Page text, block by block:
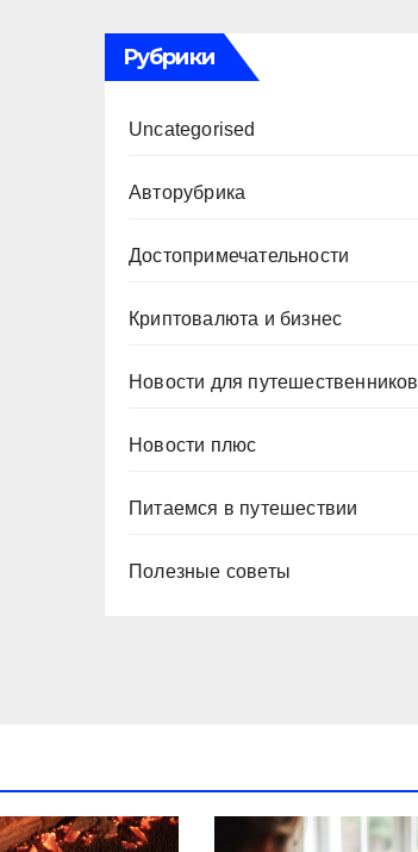
Рубрики
Uncategorised
Авторубрика
Достопримечательности
Криптовалюта и бизнес
Новости для путешественников
Новости плюс
Питаемся в путешествии
Полезные советы